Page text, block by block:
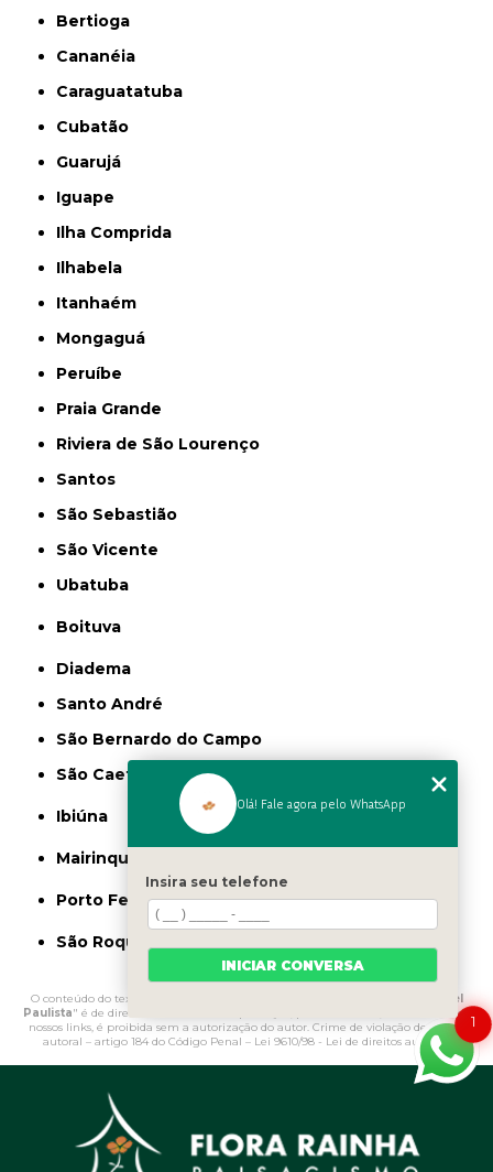
Bertioga
Cananéia
Caraguatatuba
Cubatão
Guarujá
Iguape
Ilha Comprida
Ilhabela
Itanhaém
Mongaguá
Peruíbe
Praia Grande
Riviera de São Lourenço
Santos
São Sebastião
São Vicente
Ubatuba
Boituva
Diadema
Santo André
São Bernardo do Campo
São Caetano do Sul
Ibiúna
Mairinque
Porto Feliz
São Roque
O conteúdo do texto "
Limitador de Grama para Jardim Valor São Miguel
Paulista" é de direito reservado. Sua reprodução, parcial ou total, mesmo citando
nossos links, é proibida sem a autorização do autor. Crime de violação de direito
autoral – artigo 184 do Código Penal – Lei 9610/98 - Lei de direitos autorais
1
Olá! Fale agora pelo WhatsApp
Insira seu telefone
INICIAR CONVERSA